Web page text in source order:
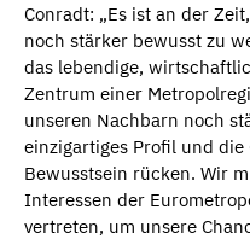
Conradt: „Es ist an der
noch stärker bewusst zu
das lebendige,
Zentrum einer
unseren Nachbarn noch
einzigartiges Profil und
Bewusstsein rücken. Wir
Interessen der
vertreten, um unsere